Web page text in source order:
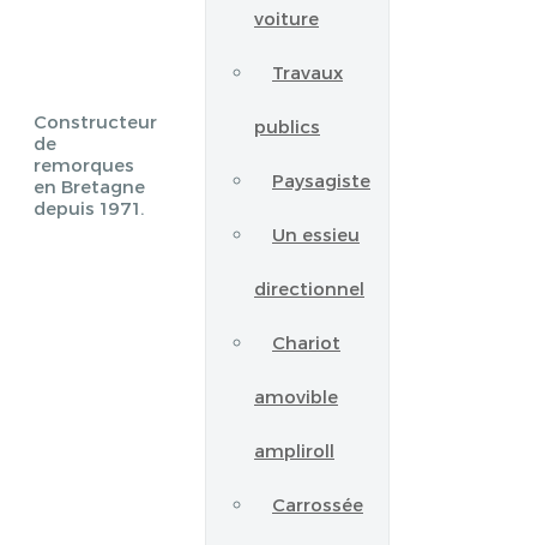
Constructeur
de
remorques
en Bretagne
depuis 1971.
voiture
Travaux
publics
Paysagiste
Un essieu
directionnel
Chariot
amovible
ampliroll
Carrossée